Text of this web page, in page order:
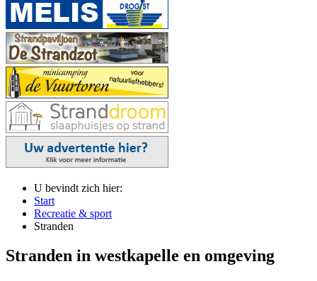
U bevindt zich hier:
Start
Recreatie & sport
Stranden
Stranden in westkapelle en omgeving